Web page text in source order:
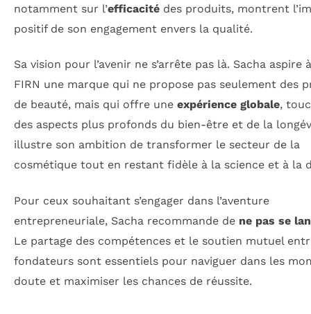
notamment sur l’efficacité des produits, montrent
positif de son engagement envers la qualité.
Sa vision pour l’avenir ne s’arrête pas là. Sacha aspire
FIRN une marque qui ne propose pas seulement des
de beauté, mais qui offre une expérience globale,
des aspects plus profonds du bien-être et de la
illustre son ambition de transformer le secteur de la
cosmétique tout en restant fidèle à la science et à la
Pour ceux souhaitant s’engager dans l’aventure
entrepreneuriale, Sacha recommande de ne pas se
Le partage des compétences et le soutien mutuel
fondateurs sont essentiels pour naviguer dans les
doute et maximiser les chances de réussite.